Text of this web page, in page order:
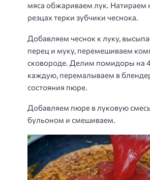
мяса обжариваем лук. Натираем
резцах терки зубчики чеснока.
Добавляем чеснок к луку,
перец и муку, перемешиваем
сковороде. Делим помидоры на
каждую, перемалываем в
состояния пюре.
Добавляем пюре в луковую
бульоном и смешиваем.